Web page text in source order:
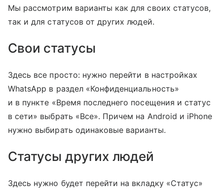
Мы рассмотрим варианты как для своих статусов,
так и для статусов от других людей.
Свои статусы
Здесь все просто: нужно перейти в настройках
WhatsApp в раздел «Конфиденциальность»
и в пункте «Время последнего посещения и статус
в сети» выбрать «Все». Причем на Android и iPhone
нужно выбирать одинаковые варианты.
Статусы других людей
Здесь нужно будет перейти на вкладку «Статус»